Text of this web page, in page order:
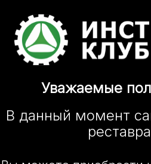
Уважаемые
В данный момент